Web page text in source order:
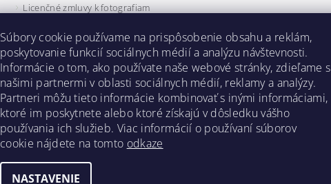
Licenčné zmluvy k fotografiam
REKLAMÁCIA / VRÁTENIE TOVARU
Ako funguje Packeta?
Osobné vyzdvihnutie v Prešove
Bestent poradňa
Vianočné inšpirácie
Bestent.cz | Heureka.sk
Súbory cookie používame na prispôsobenie obsahu a reklám,
poskytovanie funkcií sociálnych médií a analýzu návštevnosti.
Informácie o tom, ako používate naše webové stránky, zdieľame s
našimi partnermi v oblasti sociálnych médií, reklamy a analýzy.
Partneri môžu tieto informácie kombinovať s inými informáciami,
ktoré im poskytnete alebo ktoré získajú v dôsledku vášho
používania ich služieb. Viac informácií o používaní súborov
cookie nájdete na tomto odkaze
NASTAVENIE